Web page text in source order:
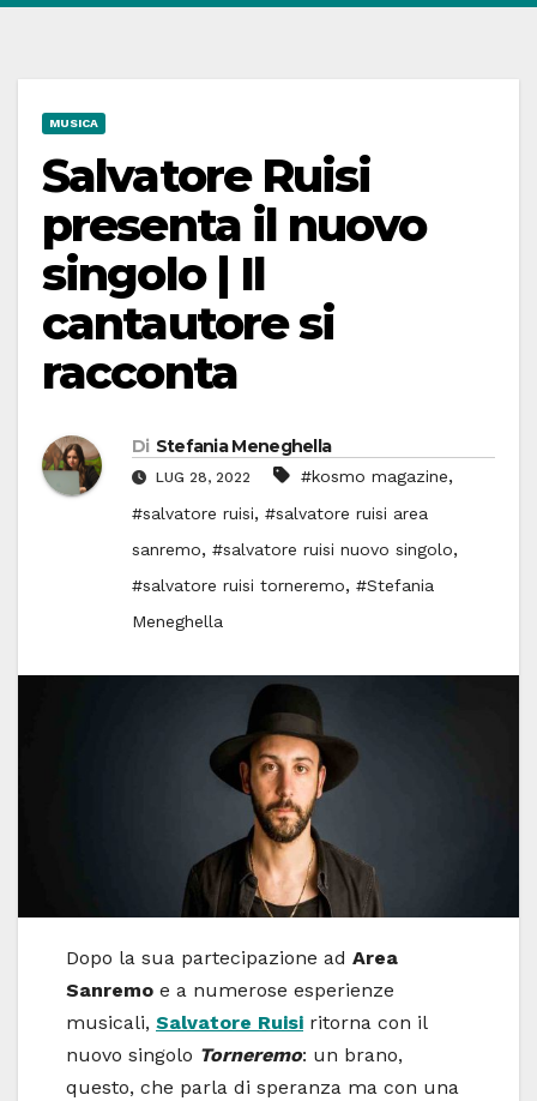
MUSICA
Salvatore Ruisi
presenta il nuovo
singolo | Il
cantautore si
racconta
Di Stefania Meneghella
LUG 28, 2022 #kosmo magazine,
#salvatore ruisi, #salvatore ruisi area
sanremo, #salvatore ruisi nuovo singolo,
#salvatore ruisi torneremo, #Stefania
Meneghella
Dopo la sua partecipazione ad Area
Sanremo e a numerose esperienze
musicali, Salvatore Ruisi ritorna con il
nuovo singolo Torneremo: un brano,
questo, che parla di speranza ma con una